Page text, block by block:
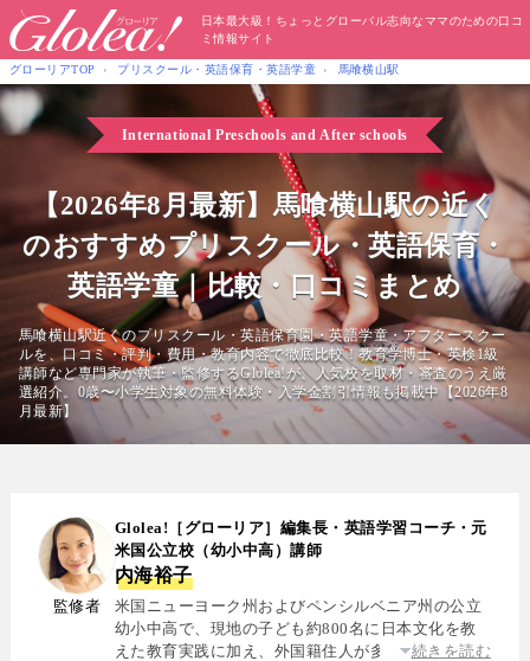
日本最大級！ちょっとグローバル志向なママのための口コ
ミ情報サイト
グローリアTOP プリスクール・英語保育・英語学童 馬喰横山駅
International Preschools and After schools
【2026年8月最新】馬喰横山駅の近く
のおすすめプリスクール・英語保育・
英語学童｜比較・口コミまとめ
馬喰横山駅近くのプリスクール・英語保育園・英語学童・アフタースクー
ルを、口コミ・評判・費用・教育内容で徹底比較！教育学博士・英検1級
講師など専門家が執筆・監修するGlolea!が、人気校を取材・審査のうえ厳
選紹介。0歳〜小学生対象の無料体験・入学金割引情報も掲載中【2026年8
月最新】
監修者
Glolea!［グローリア］編集長・英語学習コーチ・元
米国公立校（幼小中高）講師
内海裕子
米国ニューヨーク州およびペンシルベニア州の公立
幼小中高で、現地の子ども約800名に日本文化を教
えた教育実践に加え、外国籍住人が多数を占める多
続きを読む